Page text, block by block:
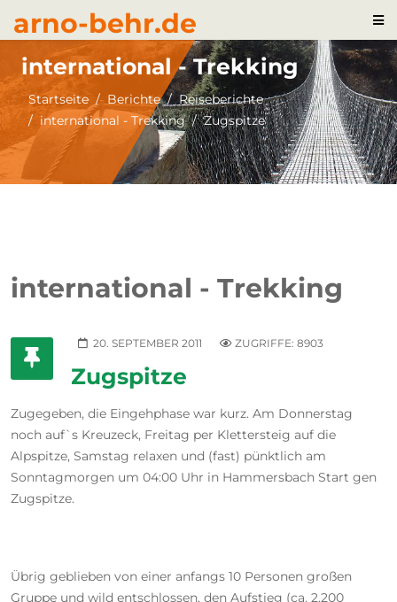
arno-behr.de
international - Trekking
Startseite Berichte
Reiseberichte
international - Trekking
Zugspitze
international - Trekking
20. SEPTEMBER 2011 ZUGRIFFE: 8903
Zugspitze
Zugegeben, die Eingehphase war kurz. Am Donnerstag
noch auf`s Kreuzeck, Freitag per Klettersteig auf die
Alpspitze, Samstag relaxen und (fast) pünktlich am
Sonntagmorgen um 04:00 Uhr in Hammersbach Start gen
Zugspitze.
Übrig geblieben von einer anfangs 10 Personen großen
Gruppe und wild entschlossen, den Aufstieg (ca. 2.200